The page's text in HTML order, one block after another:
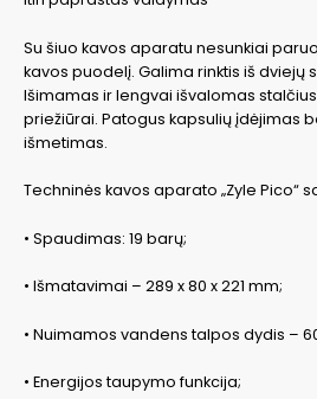
Su šiuo kavos aparatu nesunkiai
kavos puodelį. Galima rinktis iš dviejų
Išimamas ir lengvai išvalomas
priežiūrai. Patogus kapsulių įdėjimas
išmetimas.
Techninės kavos aparato „Zyle Pico“
• Spaudimas: 19 barų;
• Išmatavimai – 289 x 80 x 221 mm;
• Nuimamos vandens talpos dydis –
• Energijos taupymo funkcija;